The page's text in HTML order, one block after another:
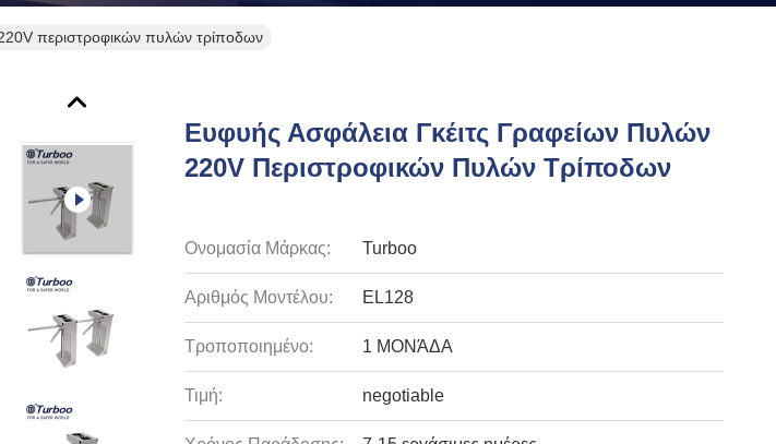
περιστροφικών πυλών τρίποδων
Ευφυής Ασφάλεια Γκέιτς Γραφείων Πυλών
220V Περιστροφικών Πυλών Τρίποδων
Ονομασία Μάρκας: Turboo
Αριθμός Μοντέλου: EL128
Τροποποιημένο: 1 ΜΟΝΆΔΑ
Τιμή: negotiable